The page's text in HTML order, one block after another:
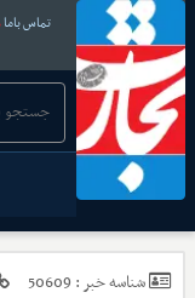
تماس باما
شناسه خبر : 50609